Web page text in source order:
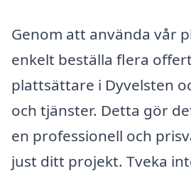
Genom att använda vår
enkelt beställa flera
plattsättare i Dyvelsten
och tjänster. Detta gör
en professionell och
just ditt projekt. Tveka